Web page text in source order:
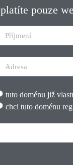
platíte pouze
tuto doménu již
chci tuto doménu